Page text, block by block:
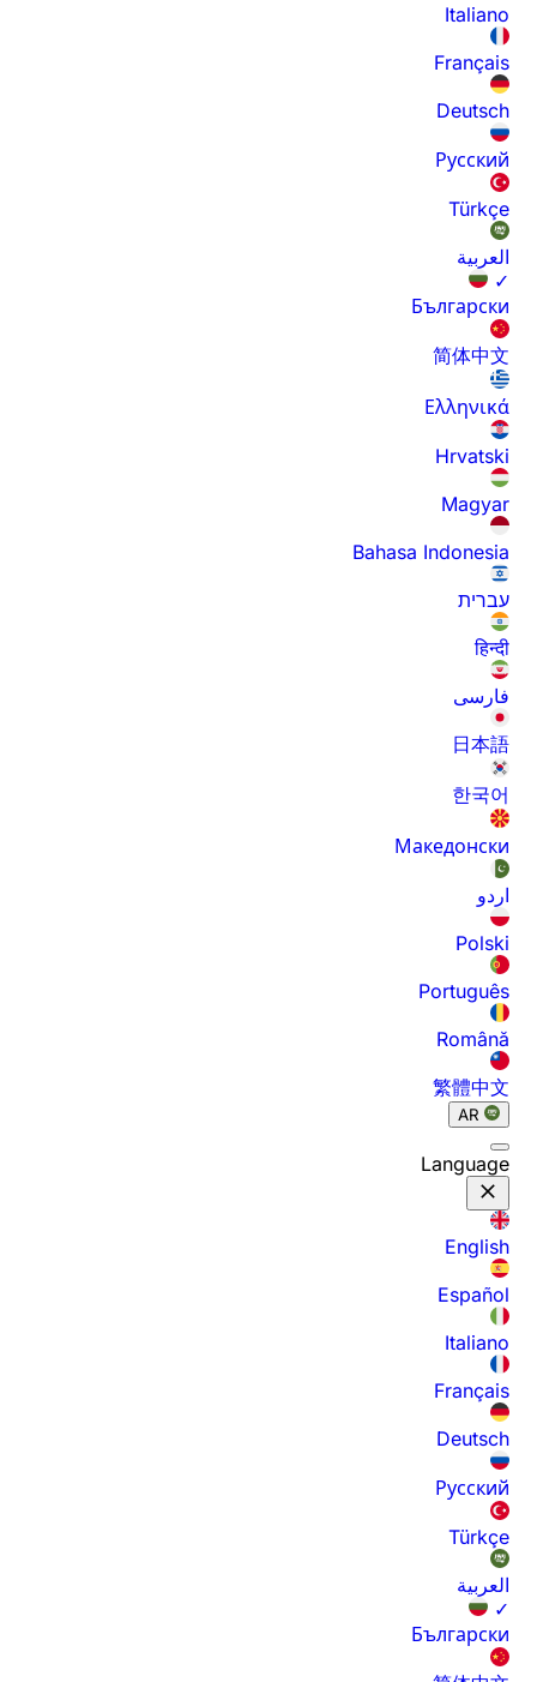
Italiano
Français
Deutsch
Русский
Türkçe
العربية
✓
Български
简体中文
Ελληνικά
Hrvatski
Magyar
Bahasa Indonesia
עברית
हिन्दी
فارسی
日本語
한국어
Македонски
اردو
Polski
Português
Română
繁體中文
AR
Language
English
Español
Italiano
Français
Deutsch
Русский
Türkçe
العربية
✓
Български